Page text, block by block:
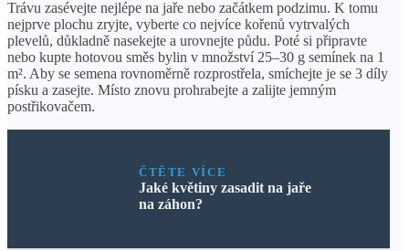
Trávu zasévejte nejlépe na jaře nebo začátkem podzimu. K tomu
nejprve plochu zryjte, vyberte co nejvíce kořenů vytrvalých
plevelů, důkladně nasekejte a urovnejte půdu. Poté si připravte
nebo kupte hotovou směs bylin v množství 25–30 g semínek na 1
m². Aby se semena rovnoměrně rozprostřela, smíchejte je se 3 díly
písku a zasejte. Místo znovu prohrabejte a zalijte jemným
postřikovačem.
ČTĚTE VÍCE
Jaké květiny zasadit na jaře
na záhon?